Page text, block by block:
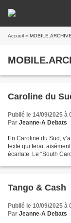
Accueil »
Caroline du
Publié le 14/09/2025 à
Par Jeanne-A Debats
En Caroline du Sud,
texte qui ferait
écarlate. Le “South
Tango & Cash
Publié le 10/09/2025 à
Par Jeanne-A Debats